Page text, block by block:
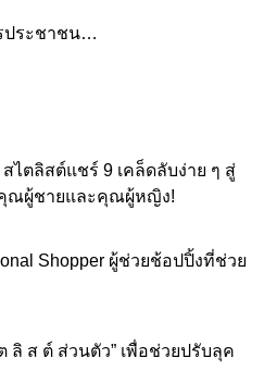
ประชาชน…
ไตลิสต์แชร์ 9 เคล็ดลับง่าย ๆ สู่
ณผู้ชายและคุณผู้หญิง!
Shopper ผู้ช่วยช้อปปิ้งที่ช่วย
ลิ ส ต์ ส่วนตัว” เพื่อช่วยปรับลุค